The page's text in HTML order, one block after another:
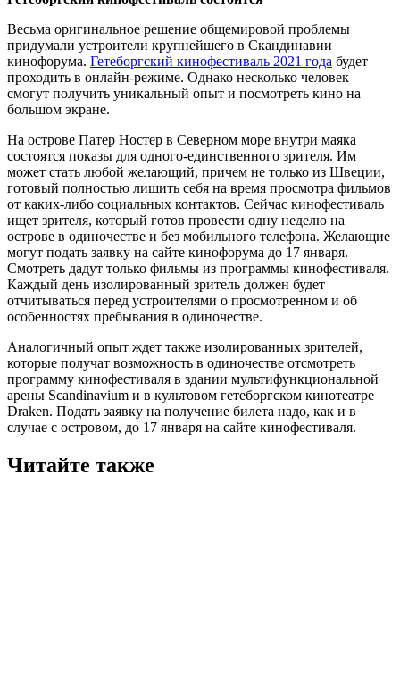
Весьма оригинальное решение общемировой проблемы
придумали устроители крупнейшего в Скандинавии
кинофорума. Гетеборгский кинофестиваль 2021 года будет
проходить в онлайн-режиме. Однако несколько человек
смогут получить уникальный опыт и посмотреть кино на
большом экране.
На острове Патер Ностер в Северном море внутри маяка
состоятся показы для одного-единственного зрителя. Им
может стать любой желающий, причем не только из Швеции,
готовый полностью лишить себя на время просмотра фильмов
от каких-либо социальных контактов. Сейчас кинофестиваль
ищет зрителя, который готов провести одну неделю на
острове в одиночестве и без мобильного телефона. Желающие
могут подать заявку на сайте кинофорума до 17 января.
Смотреть дадут только фильмы из программы кинофестиваля.
Каждый день изолированный зритель должен будет
отчитываться перед устроителями о просмотренном и об
особенностях пребывания в одиночестве.
Аналогичный опыт ждет также изолированных зрителей,
которые получат возможность в одиночестве отсмотреть
программу кинофестиваля в здании мультифункциональной
арены Scandinavium и в культовом гетеборгском кинотеатре
Draken. Подать заявку на получение билета надо, как и в
случае с островом, до 17 января на сайте кинофестиваля.
Читайте также